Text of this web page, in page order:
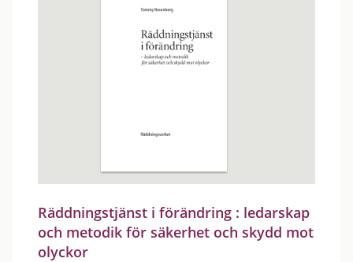
Räddningstjänst i förändring : ledarskap
och metodik för säkerhet och skydd mot
olyckor